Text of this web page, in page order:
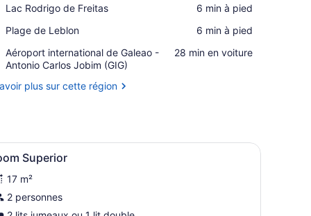
d'Ipanema
Lac Rodrigo de Freitas
Place,
Rodrigo
Freitas
‪6 min à pied‬
Plage de Leblon
Place,
de
Leblon
‪6 min à pied‬
Aéroport international de Galeao -
Antonio Carlos Jobim (GIG)
Airport,
Aéroport
de
Jobim
(GIG)
‪28 min en voiture‬
plus sur cette région
au mur et une fenêtre avec des rideaux.
duvet, minibar, coffre-fort Literie hypoallergénique, couette en
9 Superior
17 m²
2 personnes